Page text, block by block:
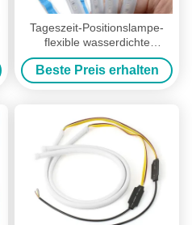
Tageszeit-Positionslampe-
flexible wasserdichte
Streifen-Scheinwerfer DRL
2pcs 12V Auto-LED
Beste Preis erhalten